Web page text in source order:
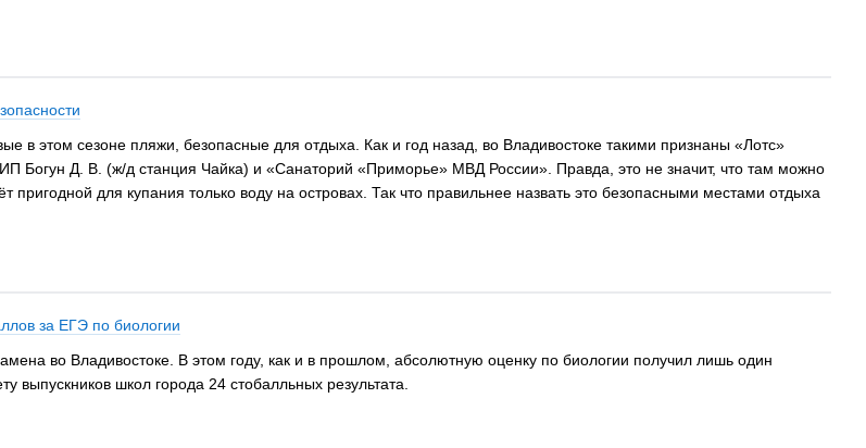
в этом сезоне пляжи, безопасные для отдыха. Как и год назад, во Владивостоке такими признаны «Лотс»
Богун Д. В. (ж/д станция Чайка) и «Санаторий «Приморье» МВД России». Правда, это не значит, что там можно
пригодной для купания только воду на островах. Так что правильнее назвать это безопасными местами отдыха
за ЕГЭ по биологии
во Владивостоке. В этом году, как и в прошлом, абсолютную оценку по биологии получил лишь один
школ города 24 стобалльных результата.